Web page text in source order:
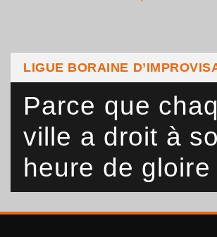
LIGUE BORAINE
Parce que
ville a droit à
heure de gloire